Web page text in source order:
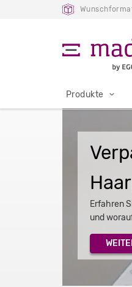
Produkte
Erfahren
und